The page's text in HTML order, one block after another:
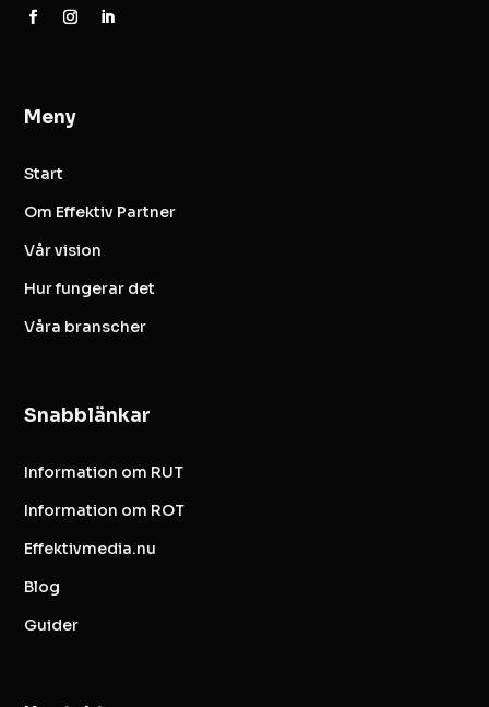
Meny
Start
Om Effektiv Partner
Vår vision
Hur fungerar det
Våra branscher
Snabblänkar
Information om RUT
Information om ROT
Effektivmedia.nu
Blog
Guider